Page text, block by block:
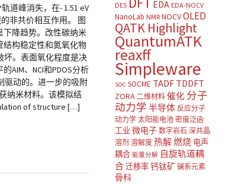
道峰消失，在- 1.51 eV
的非共价相互作用。 图
下降趋势。改性碳纳米
结构稳定性和氮氧化物
坏。表面氧化程度是决
AIM、NCI和PDOS分析
驱动的。进一步的吸附
纳米材料。该模拟结
of structure […]
DES EDA EDA-NOCV
NanoLab NMR NOCVOLED
QATK Highlight
QuantumATK
reaxff
Simpleware
SOC SOCME TADF TDDFT
ZORA 二维材料 催化 分子
动力学 半导体 反应分子
动力学 太阳能电池 密度泛函
工业 微电子 数字岩石 深共晶
溶剂 溶解度 热解燃烧 电声
耦合 能量分解 自旋轨道耦
合迁移率钙钛矿 镧系元素
骨科